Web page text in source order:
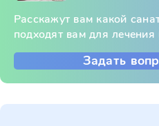
Расскажут вам какой
подходят вам для
Задать